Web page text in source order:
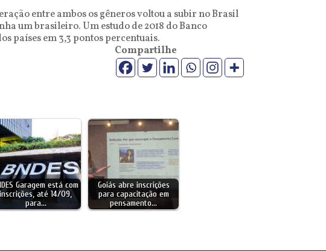
entre ambos os gêneros voltou a subir no Brasil
um brasileiro. Um estudo de 2018 do Banco
países em 3,3 pontos percentuais.
Compartilhe
Garagem está com
inscrições, até 14/09,
para…
Goiás abre inscrições
para capacitação em
pensamento…